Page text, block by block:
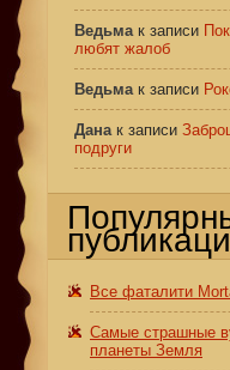
Ведьмак записи
любят жалоб
Ведьмак записи
Данак записи
подруги
Все фаталити
Самые страшные
планеты Земля